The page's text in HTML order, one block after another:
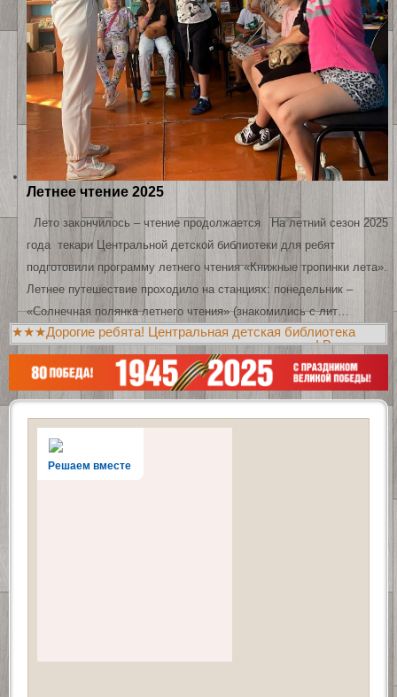
Летнее чтение 2025
Лето закончилось – чтение продолжается На летний сезон 2025
года текари Центральной детской библиотеки для ребят
подготовили программу летнего чтения «Книжные тропинки лета».
Летнее путешествие проходило на станциях: понедельник –
«Солнечная полянка летнего чтения» (знакомились с лит…
★★★Дорогие ребята! Центральная детская библиотека
приглашает вас познакомиться с новыми книгами! Всегда
рады видеть вас в библиотеках!!!★★★
Решаем вместе